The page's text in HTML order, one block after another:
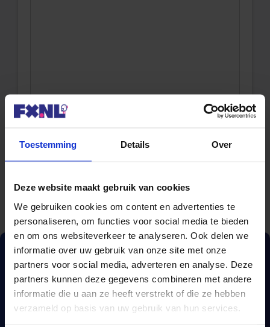
Toestemming Details Over
Deze website maakt gebruik van cookies
We gebruiken cookies om content en advertenties te
personaliseren, om functies voor social media te bieden
en om ons websiteverkeer te analyseren. Ook delen we
informatie over uw gebruik van onze site met onze
partners voor social media, adverteren en analyse. Deze
partners kunnen deze gegevens combineren met andere
informatie die u aan ze heeft verstrekt of die ze hebben
verzameld op basis van uw gebruik van hun services.